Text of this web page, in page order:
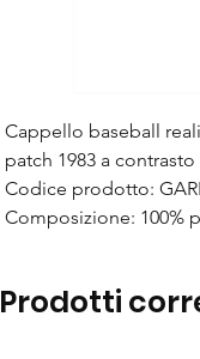
Cappello baseball
patch 1983 a
Codice prodotto:
Composizione: 100%
Prodotti